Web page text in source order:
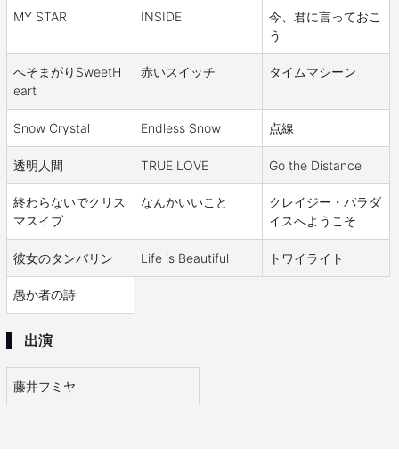
MY STAR INSIDE
今、君に言っておこ
う
へそまがりSweetH
eart
赤いスイッチ タイムマシーン
Snow Crystal Endless Snow 点線
透明人間 TRUE LOVE Go the Distance
終わらないでクリス
マスイブ
なんかいいこと
クレイジー・パラダ
イスへようこそ
彼女のタンバリン Life is Beautiful トワイライト
愚か者の詩
出演
藤井フミヤ